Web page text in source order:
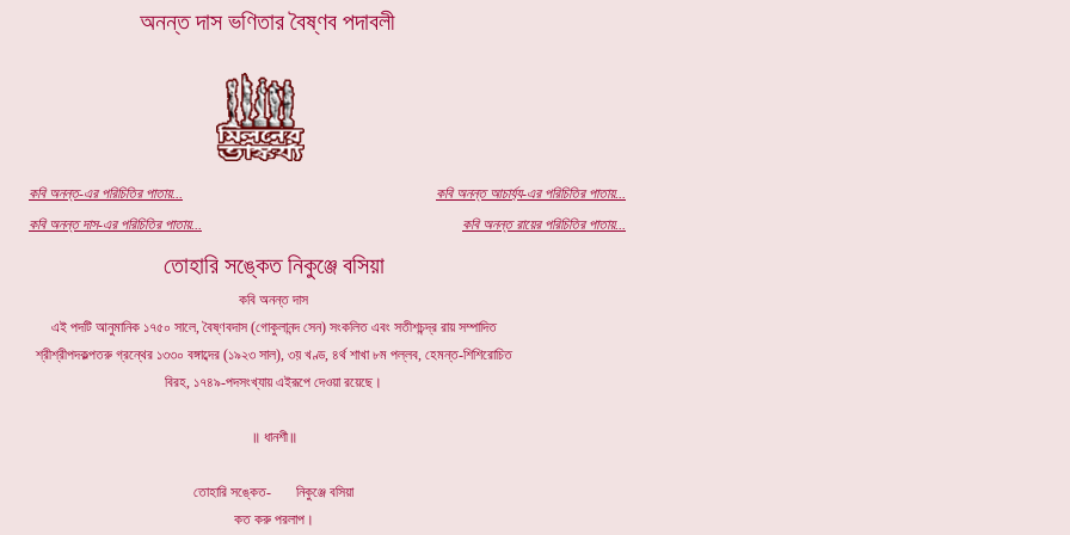
অনন্ত দাস ভণিতার বৈষ্ণব পদাবলী
তোহারি সঙ্কেত নিকুঞ্জে বসিয়া
কবি অনন্ত দাস
এই পদটি আনুমানিক ১৭৫০ সালে, বৈষ্ণবদাস (গোকুলানন্দ সেন) সংকলিত এবং সতীশচন্দ্র রায় সম্পাদিত
শ্রীশ্রীপদকল্পতরু গ্রন্থের ১৩৩০ বঙ্গাব্দের (১৯২৩ সাল), ৩য় খণ্ড, ৪র্থ শাখা ৮ম পল্লব, হেমন্ত-শিশিরোচিত
বিরহ, ১৭৪৯-পদসংখ্যায় এইরূপে দেওয়া রয়েছে।
॥ ধানশী॥
তোহারি সঙ্কেত- নিকুঞ্জে বসিয়া
কত করু পরলাপ।
কবি অনন্ত আচার্য্য-এর পরিচিতির পাতায়...
কবি অনন্ত রায়ের পরিচিতির পাতায়...
কবি অনন্ত-এর পরিচিতির পাতায়...
কবি অনন্ত দাস-এর পরিচিতির পাতায়...